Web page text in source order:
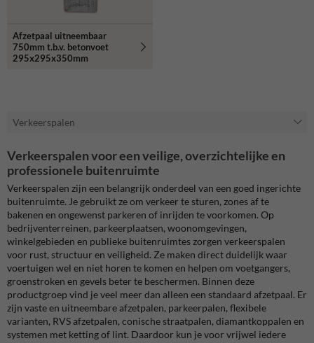
Afzetpaal uitneembaar
750mm t.b.v. betonvoet
295x295x350mm
Verkeerspalen
Verkeerspalen voor een veilige, overzichtelijke en
professionele buitenruimte
Verkeerspalen zijn een belangrijk onderdeel van een goed ingerichte
buitenruimte. Je gebruikt ze om verkeer te sturen, zones af te
bakenen en ongewenst parkeren of inrijden te voorkomen. Op
bedrijventerreinen, parkeerplaatsen, woonomgevingen,
winkelgebieden en publieke buitenruimtes zorgen verkeerspalen
voor rust, structuur en veiligheid. Ze maken direct duidelijk waar
voertuigen wel en niet horen te komen en helpen om voetgangers,
groenstroken en gevels beter te beschermen. Binnen deze
productgroep vind je veel meer dan alleen een standaard afzetpaal. Er
zijn vaste en uitneembare afzetpalen, parkeerpalen, flexibele
varianten, RVS afzetpalen, conische straatpalen, diamantkoppalen en
systemen met ketting of lint. Daardoor kun je voor vrijwel iedere